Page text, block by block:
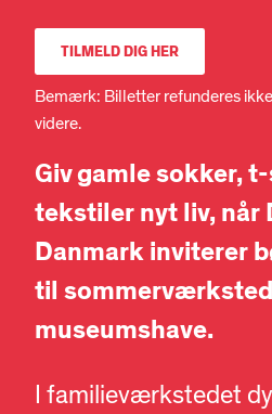
TILMELD DIG HER
Bemærk: Billetter refunderes
videre.
Giv gamle sokker,
tekstiler nyt liv, når
Danmarkinviterer
til
museumshave.
I familieværkstedet